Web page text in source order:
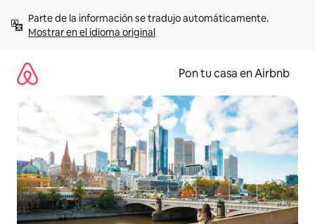
contenidoMostrar en el idioma original
Pon tu casa en Airbnb